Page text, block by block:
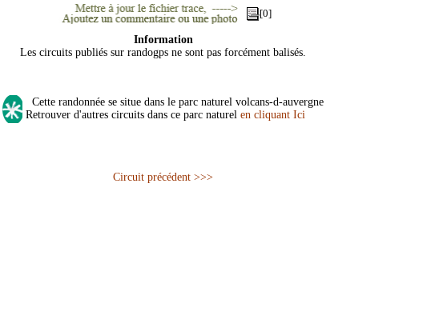
[0]
Information
Les circuits publiés sur randogps ne sont pas forcément balisés.
Cette randonnée se situe dans le parc naturel volcans-d-auvergne
Retrouver d'autres circuits dans ce parc naturel en cliquant Ici
Circuit précédent >>>